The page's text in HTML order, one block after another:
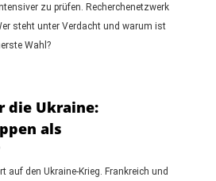
zu prüfen. Recherchenetzwerk
steht unter Verdacht und warum ist
Wahl?
die Ukraine:
als
auf den Ukraine-Krieg. Frankreich und